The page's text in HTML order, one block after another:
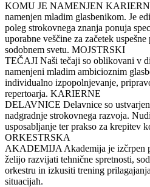
KOMU JE NAMENJEN
namenjen mladim glasbenikom. Je
poleg strokovnega znanja ponuja
uporabne veščine za začetek
sodobnem svetu. MOJSTRSKI
TEČAJI Naši tečaji so oblikovani v
namenjeni mladim ambicioznim
individualno izpopolnjevanje,
repertoarja. KARIERNE
DELAVNICE Delavnice so
nadgradnje strokovnega razvoja.
usposabljanje ter prakso za krepitev
ORKESTRSKA
AKADEMIJA Akademija je izčrpen
želijo razvijati tehnične spretnosti,
orkestru in izkusiti trening
situacijah.